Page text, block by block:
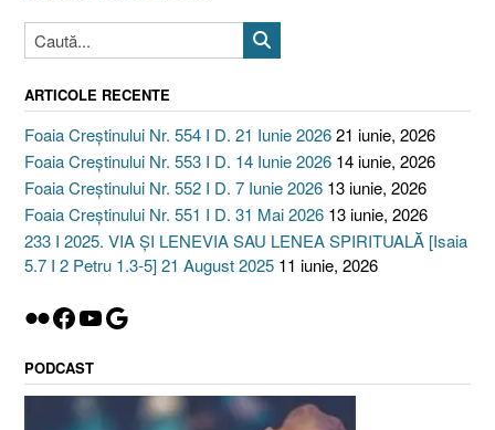
ARTICOLE RECENTE
Foaia Creștinului Nr. 554 I D. 21 Iunie 202621 iunie, 2026
Foaia Creștinului Nr. 553 I D. 14 Iunie 2026 14 iunie, 2026
Foaia Creștinului Nr. 552 I D. 7 Iunie 2026 13 iunie, 2026
Foaia Creștinului Nr. 551 I D. 31 Mai 2026 13 iunie, 2026
233 I 2025. VIA ȘI LENEVIA SAU LENEA SPIRITUALĂ [Isaia
5.7 I 2 Petru 1.3-5] 21 August 2025 11 iunie, 2026
Flickr
Facebook
YouTube
Google
PODCAST